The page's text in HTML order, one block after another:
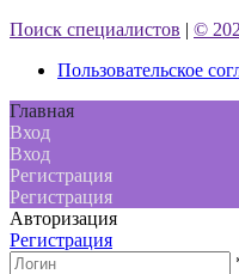
Поиск специалистов | ©
Пользовательское
Главная
Вход
Вход
Регистрация
Регистрация
Авторизация
Регистрация